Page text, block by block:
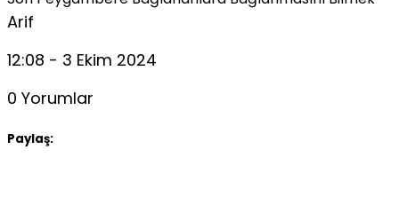
Arif
12:08 - 3 Ekim 2024
0 Yorumlar
Paylaş: